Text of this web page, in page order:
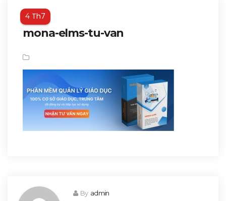
4 Th7
mona-elms-tu-van
By admin